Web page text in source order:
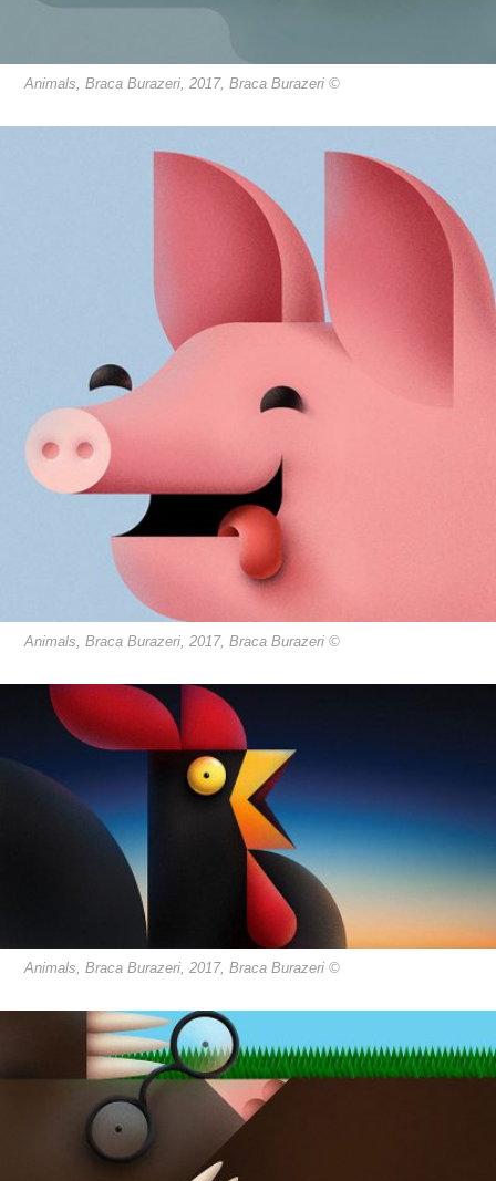
Animals, Braca Burazeri, 2017, Braca Burazeri ©
Animals, Braca Burazeri, 2017, Braca Burazeri ©
Animals, Braca Burazeri, 2017, Braca Burazeri ©